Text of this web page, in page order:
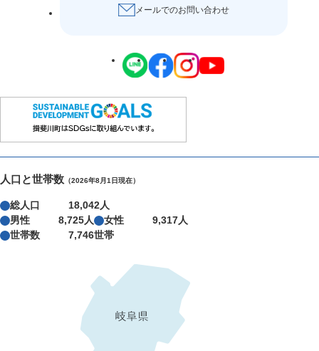
メールでのお問い合わせ
人口と世帯数 （2026年8月1日現在）
総人口
18,042人
男性
8,725人 女性
9,317人
世帯数
7,746世帯